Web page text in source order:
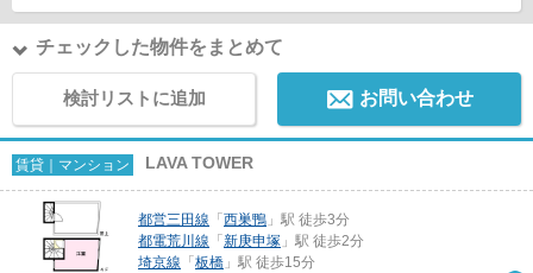
チェックした物件をまとめて
検討リストに追加 お問い合わせ
賃貸｜マンション LAVA TOWER
都営三田線 「 西巣鴨 」駅 徒歩3分
都電荒川線 「 新庚申塚 」駅 徒歩2分
埼京線 「 板橋 」駅 徒歩15分